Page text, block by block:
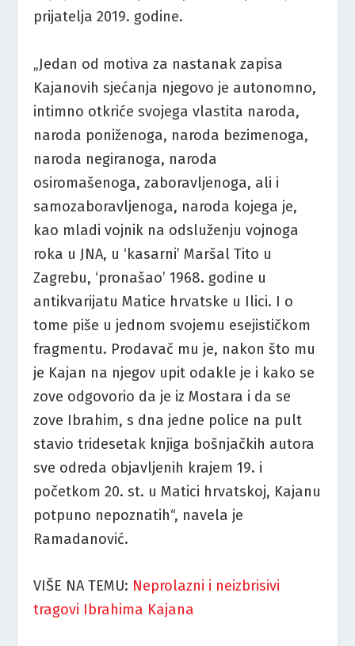
prijatelja 2019. godine.
„Jedan od motiva za nastanak zapisa
Kajanovih sjećanja njegovo je autonomno,
intimno otkriće svojega vlastita naroda,
naroda poniženoga, naroda bezimenoga,
naroda negiranoga, naroda
osiromašenoga, zaboravljenoga, ali i
samozaboravljenoga, naroda kojega je,
kao mladi vojnik na odsluženju vojnoga
roka u JNA, u ‘kasarni’ Maršal Tito u
Zagrebu, ‘pronašao’ 1968. godine u
antikvarijatu Matice hrvatske u Ilici. I o
tome piše u jednom svojemu esejističkom
fragmentu. Prodavač mu je, nakon što mu
je Kajan na njegov upit odakle je i kako se
zove odgovorio da je iz Mostara i da se
zove Ibrahim, s dna jedne police na pult
stavio tridesetak knjiga bošnjačkih autora
sve odreda objavljenih krajem 19. i
početkom 20. st. u Matici hrvatskoj, Kajanu
potpuno nepoznatih“, navela je
Ramadanović.
VIŠE NA TEMU: Neprolazni i neizbrisivi
tragovi Ibrahima Kajana